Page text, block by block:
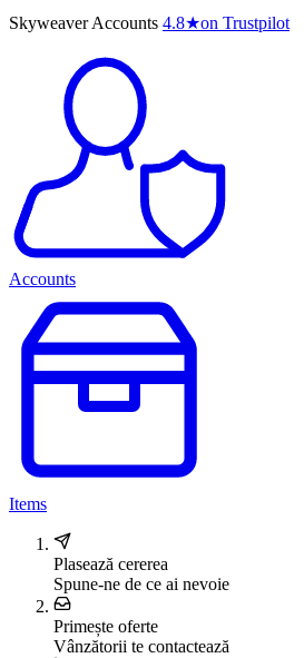
Skyweaver Accounts 4.8★on Trustpilot
Accounts
Items
Plasează cererea
Spune-ne de ce ai nevoie
Primește oferte
Vânzătorii te contactează